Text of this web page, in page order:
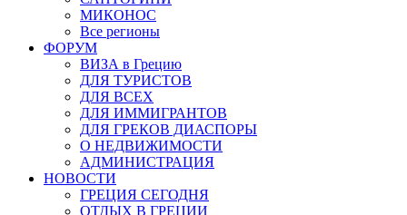
МИКОНОС
Все регионы
ФОРУМ
ВИЗА в Грецию
ДЛЯ ТУРИСТОВ
ДЛЯ ВСЕХ
ДЛЯ ИММИГРАНТОВ
ДЛЯ ГРЕКОВ ДИАСПОРЫ
О НЕДВИЖИМОСТИ
АДМИНИСТРАЦИЯ
НОВОСТИ
ГРЕЦИЯ СЕГОДНЯ
ОТДЫХ В ГРЕЦИИ